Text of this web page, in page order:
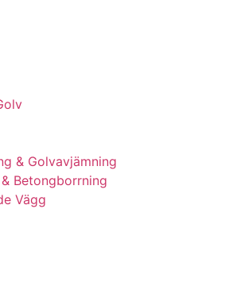
& Golvavjämning
Betongborrning
Vägg